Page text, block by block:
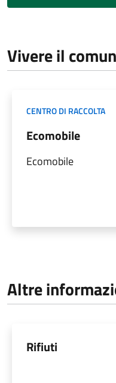
Vivere il
CENTRO DI RACCOLTA
Ecomobile
Ecomobile
Altre
Rifiuti